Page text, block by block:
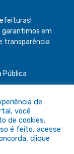
!
em
transparência
Pública
Félix do Araguaia
de
você
de cookies.
é feito, acesse
clique